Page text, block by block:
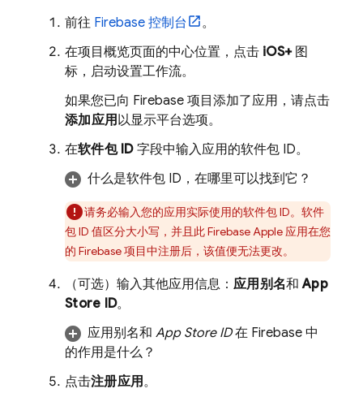
前往 Firebase 控制台
。
在项目概览页面的中心位置，点击 iOS+图
标，启动设置工作流。
如果您已向 Firebase 项目添加了应用，请点击
添加应用以显示平台选项。
在软件包 ID字段中输入应用的软件包 ID。
什么是软件包 ID，在哪里可以找到它？
请务必输入您的应用实际使用的软件包 ID。软件
包 ID 值区分大小写，并且此 Firebase Apple 应用在您
的 Firebase 项目中注册后，该值便无法更改。
（可选）输入其他应用信息： 应用别名和App
Store ID。
应用别名和 App Store ID在 Firebase 中
的作用是什么？
点击注册应用。